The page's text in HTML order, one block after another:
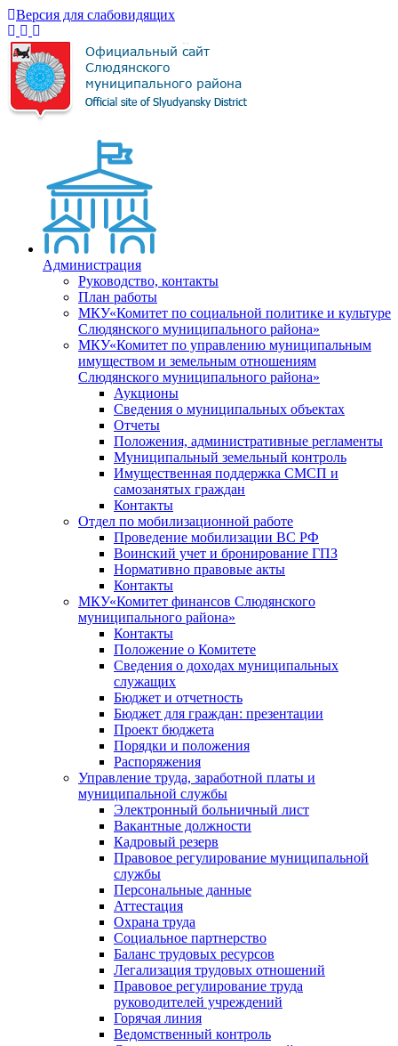
Версия для слабовидящих
Администрация
Руководство, контакты
План работы
МКУ«Комитет по социальной политике и культуре
Слюдянского муниципального района»
МКУ«Комитет по управлению муниципальным
имуществом и земельным отношениям
Слюдянского муниципального района»
Аукционы
Сведения о муниципальных объектах
Отчеты
Положения, административные регламенты
Муниципальный земельный контроль
Имущественная поддержка СМСП и
самозанятых граждан
Контакты
Отдел по мобилизационной работе
Проведение мобилизации ВС РФ
Воинский учет и бронирование ГПЗ
Нормативно правовые акты
Контакты
МКУ«Комитет финансов Слюдянского
муниципального района»
Контакты
Положение о Комитете
Сведения о доходах муниципальных
служащих
Бюджет и отчетность
Бюджет для граждан: презентации
Проект бюджета
Порядки и положения
Распоряжения
Управление труда, заработной платы и
муниципальной службы
Электронный больничный лист
Вакантные должности
Кадровый резерв
Правовое регулирование муниципальной
службы
Персональные данные
Аттестация
Охрана труда
Социальное партнерство
Баланс трудовых ресурсов
Легализация трудовых отношений
Правовое регулирование труда
руководителей учреждений
Горячая линия
Ведомственный контроль